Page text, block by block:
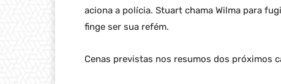
aciona a polícia. Stuart chama Wilma para
finge ser sua refém.
Cenas previstas nos resumos dos próximos